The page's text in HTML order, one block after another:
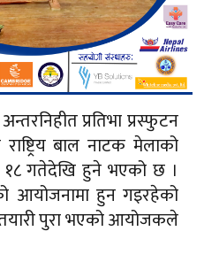
प्रतिभा प्रस्फुटन
बाल नाटक मेलाको
१८ गतेदेखि हुने भएको छ ।
आयोजनामा हुन गइरहेको
पुरा भएको आयोजकले